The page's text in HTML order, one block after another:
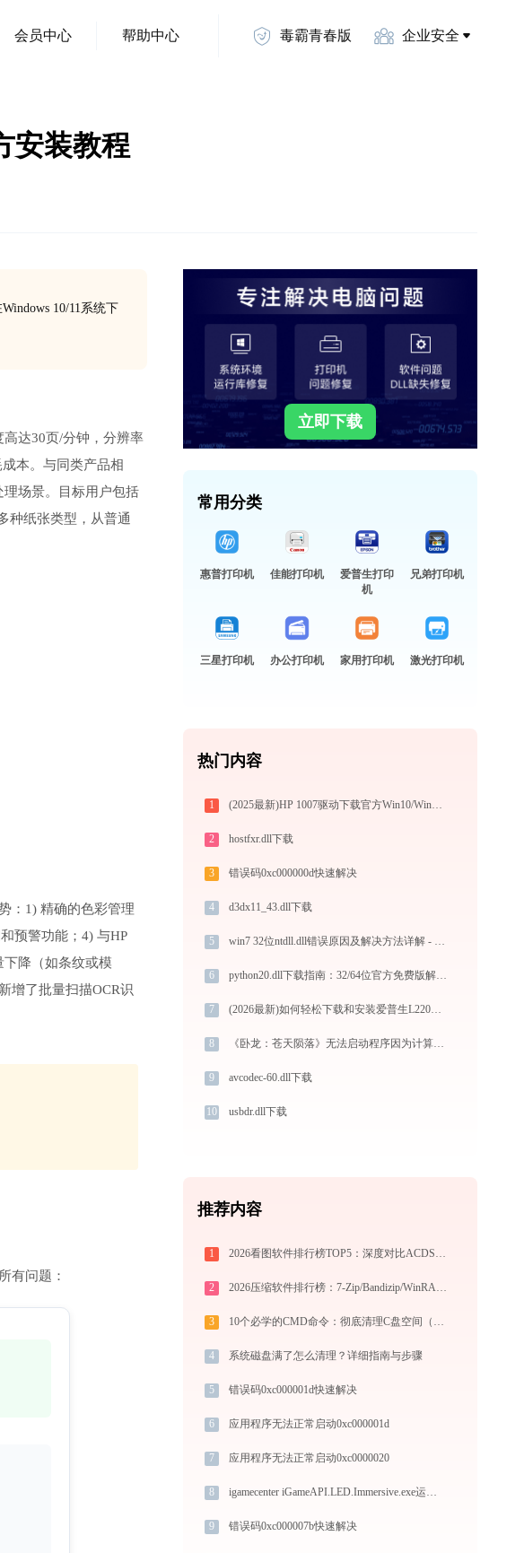
会员中心 帮助中心 毒霸青春版 企业安全
安装教程
10/11系统下
高达30页/分钟，分辨率
本。与同类产品相
理场景。目标用户包括
种纸张类型，从普通
：1) 精确的色彩管理
预警功能；4) 与HP
降（如条纹或模
增了批量扫描OCR识
有问题：
立即下载
常用分类
惠普打印机 佳能打印机
爱普生打印
机
兄弟打印机
三星打印机 办公打印机 家用打印机 激光打印机
热门内容
1 (2025最新)HP 1007驱动下载官方Win10/Win11支持
2 hostfxr.dll下载
3 错误码0xc000000d快速解决
4 d3dx11_43.dll下载
5 win7 32位ntdll.dll错误原因及解决方法详解 - 金山毒霸
6 python20.dll下载指南：32/64位官方免费版解决DLL缺失问题
7 (2026最新)如何轻松下载和安装爱普生L220打印机驱动？跟着这篇指南走
8 《卧龙：苍天陨落》无法启动程序因为计算机丢失d3d12.dll怎么解决？五种修复方案实测有效！
9 avcodec-60.dll下载
10 usbdr.dll下载
推荐内容
1 2026看图软件排行榜TOP5：深度对比ACDSee、2345、光影、Honeyview、FastStone
2 2026压缩软件排行榜：7-Zip/Bandizip/WinRAR/360压缩深度对比
3 10个必学的CMD命令：彻底清理C盘空间（2025实战手册）
4 系统磁盘满了怎么清理？详细指南与步骤
5 错误码0xc000001d快速解决
6 应用程序无法正常启动0xc000001d
7 应用程序无法正常启动0xc0000020
8 igamecenter iGameAPI.LED.Immersive.exe运行错误提示0xc0000005的解决办法
9 错误码0xc000007b快速解决